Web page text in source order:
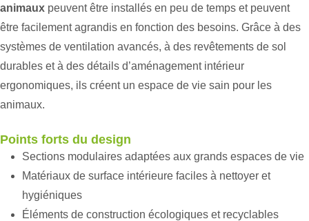
animaux peuvent être installés en peu de temps et peuvent
être facilement agrandis en fonction des besoins. Grâce à des
systèmes de ventilation avancés, à des revêtements de sol
durables et à des détails d’aménagement intérieur
ergonomiques, ils créent un espace de vie sain pour les
animaux.
Points forts du design
Sections modulaires adaptées aux grands espaces de vie
Matériaux de surface intérieure faciles à nettoyer et
hygiéniques
Éléments de construction écologiques et recyclables